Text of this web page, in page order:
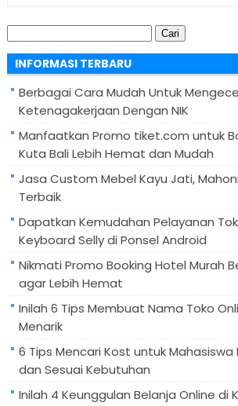
Cari
untuk:
INFORMASI TERBARU
Berbagai Cara Mudah Untuk
Ketenagakerjaan Dengan NIK
Manfaatkan Promo tiket.com untuk
Kuta Bali Lebih Hemat dan Mudah
Jasa Custom Mebel Kayu Jati,
Terbaik
Dapatkan Kemudahan Pelayanan
Keyboard Selly di Ponsel Android
Nikmati Promo Booking Hotel Murah
agar Lebih Hemat
Inilah 6 Tips Membuat Nama Toko
Menarik
6 Tips Mencari Kost untuk
dan Sesuai Kebutuhan
Inilah 4 Keunggulan Belanja Online di